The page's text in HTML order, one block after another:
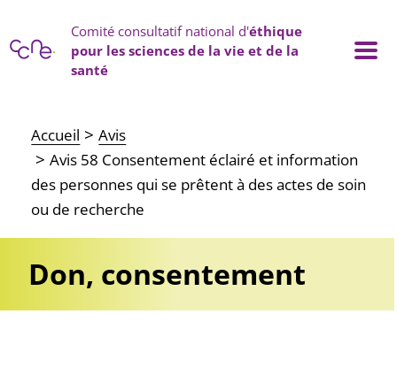
Comité consultatif national d'éthique
pour les sciences de la vie et de la
santé
Main navigation
Accueil
Avis
Avis 58 Consentement éclairé et information
des personnes qui se prêtent à des actes de soin
ou de recherche
Don, consentement